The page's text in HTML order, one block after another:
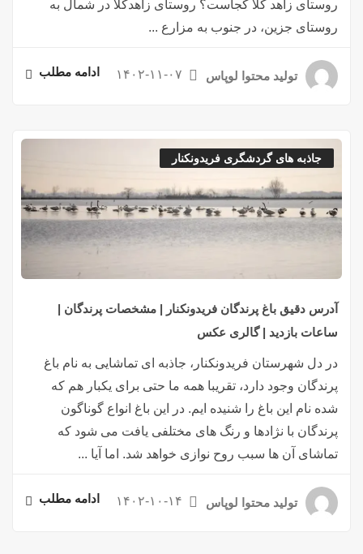
روستای زاهد کلا کجاست؟ روستای زاهدکلا در شمال به
روستای جزین، در جنوب به مزارع ...
تولید محتوا لوپاس ۱۴۰۲-۱۱-۰۷ ادامه مطلب
جاذبه های گردشگری فریدونکنار
آدرس دقیق باغ پرندگان فریدونکنار | مشخصات پرندگان |
ساعات بازدید | گالری عکس
در دل شهرستان فریدونکنار، جاذبه ای تماشایی به نام باغ
پرندگان وجود دارد، تقریبا همه ما حتی برای یکبار هم که
شده نام این باغ را شنیده ایم. در این باغ انواع گوناگون
پرندگان با نژادها و رنگ های مختلفی یافت می شود که
تماشای آن ها سبب روح نوازی خواهد شد. اما آیا ...
تولید محتوا لوپاس ۱۴۰۲-۱۰-۱۴ ادامه مطلب